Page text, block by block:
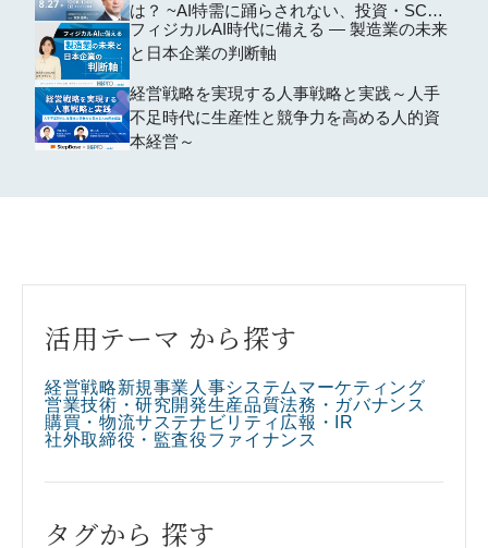
は？ ~AI特需に踊らされない、投資・SCM
の判断軸~
フィジカルAI時代に備える ― 製造業の未来
と日本企業の判断軸
経営戦略を実現する人事戦略と実践～人手
不足時代に生産性と競争力を高める人的資
本経営～
活用テーマ から探す
経営戦略新規事業 人事システム マーケティング
営業技術・研究開発生産品質法務・ガバナンス
購買・物流サステナビリティ 広報・IR
社外取締役・監査役ファイナンス
タグから 探す